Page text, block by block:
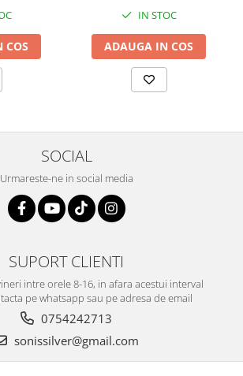
COS
IN STOC
ADAUGA IN COS
SOCIAL
Urmareste-ne in social media
SUPORT CLIENTI
intre orele 8-16, in afara acestui interval
pe whatsapp sau pe adresa de email
0754242713
sonissilver@gmail.com